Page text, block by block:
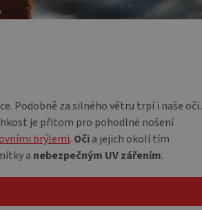
Podobně za silného větru trpí i naše oči.
je přitom pro pohodlné nošení
brýlemi. Očia jejich okolí tím
a nebezpečným UV zářením.